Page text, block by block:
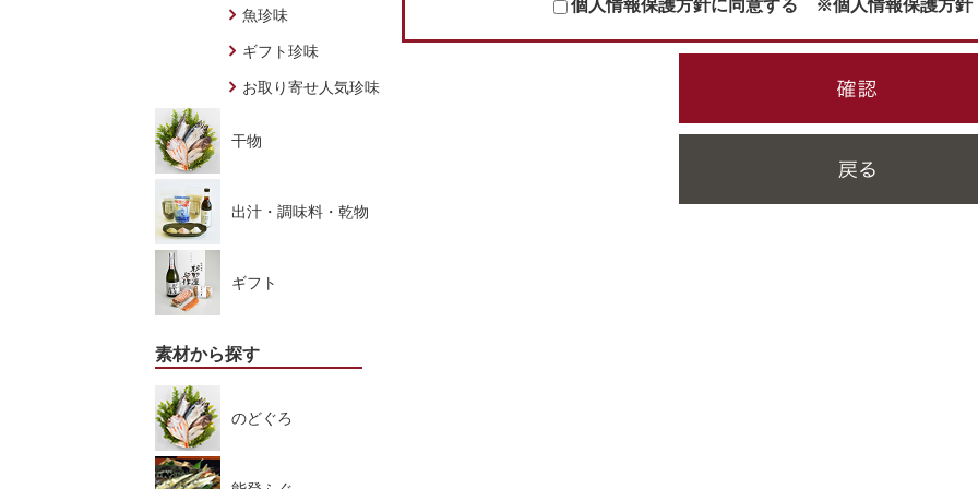
魚珍味
ギフト珍味
お取り寄せ人気珍味
干物
出汁・調味料・乾物
ギフト
素材から探す
のどぐろ
個人情報保護方針に同意する ※個人情報保護方針